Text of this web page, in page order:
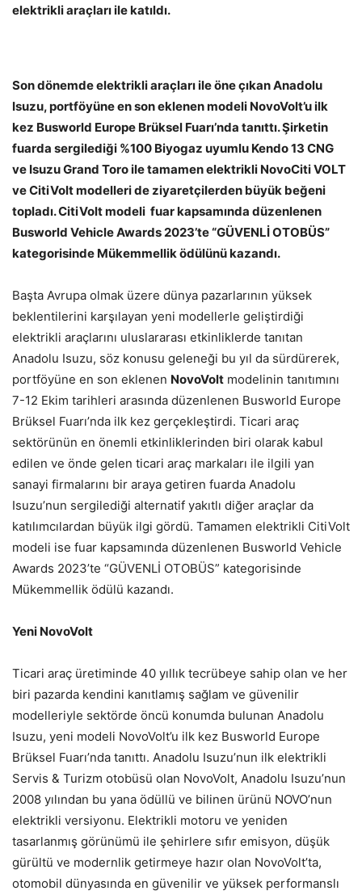
elektrikli araçları ile katıldı.
Son dönemde elektrikli araçları ile öne çıkan Anadolu
Isuzu, portföyüne en son eklenen modeli NovoVolt’u ilk
kez Busworld Europe Brüksel Fuarı’nda tanıttı. Şirketin
fuarda sergilediği %100 Biyogaz uyumlu Kendo 13 CNG
ve Isuzu Grand Toro ile tamamen elektrikli NovoCiti VOLT
ve CitiVolt modelleri de ziyaretçilerden büyük beğeni
topladı. CitiVolt modeli fuar kapsamında düzenlenen
Busworld Vehicle Awards 2023’te “GÜVENLİ OTOBÜS”
kategorisinde Mükemmellik ödülünü kazandı.
Başta Avrupa olmak üzere dünya pazarlarının yüksek
beklentilerini karşılayan yeni modellerle geliştirdiği
elektrikli araçlarını uluslararası etkinliklerde tanıtan
Anadolu Isuzu, söz konusu geleneği bu yıl da sürdürerek,
portföyüne en son eklenen NovoVolt modelinin tanıtımını
7-12 Ekim tarihleri arasında düzenlenen Busworld Europe
Brüksel Fuarı’nda ilk kez gerçekleştirdi. Ticari araç
sektörünün en önemli etkinliklerinden biri olarak kabul
edilen ve önde gelen ticari araç markaları ile ilgili yan
sanayi firmalarını bir araya getiren fuarda Anadolu
Isuzu’nun sergilediği alternatif yakıtlı diğer araçlar da
katılımcılardan büyük ilgi gördü. Tamamen elektrikli CitiVolt
modeli ise fuar kapsamında düzenlenen Busworld Vehicle
Awards 2023’te “GÜVENLİ OTOBÜS” kategorisinde
Mükemmellik ödülü kazandı.
Yeni NovoVolt
Ticari araç üretiminde 40 yıllık tecrübeye sahip olan ve her
biri pazarda kendini kanıtlamış sağlam ve güvenilir
modelleriyle sektörde öncü konumda bulunan Anadolu
Isuzu, yeni modeli NovoVolt’u ilk kez Busworld Europe
Brüksel Fuarı’nda tanıttı. Anadolu Isuzu’nun ilk elektrikli
Servis & Turizm otobüsü olan NovoVolt, Anadolu Isuzu’nun
2008 yılından bu yana ödüllü ve bilinen ürünü NOVO’nun
elektrikli versiyonu. Elektrikli motoru ve yeniden
tasarlanmış görünümü ile şehirlere sıfır emisyon, düşük
gürültü ve modernlik getirmeye hazır olan NovoVolt’ta,
otomobil dünyasında en güvenilir ve yüksek performanslı